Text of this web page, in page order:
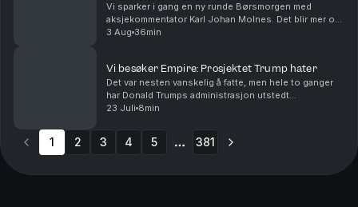
Vi sparker i gang en ny runde Børsmorgen med
aksjekommentator Karl Johan Molnes. Det blir mer om
resultatvarselet fra flyselskapet Norse, utviklingen i
3 Aug 36min
Vi besøker Empire: Prosjektet Trump hater
Det var nesten vanskelig å fatte, men hele to ganger
har Donald Trumps administrasjon utstedt
stoppordrer for det godkjente gigantprosjektet innen
til...
23 Juli 8min
1 2 3 4 5 381